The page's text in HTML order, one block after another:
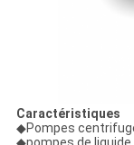
Caractéristiques
◆Pompes